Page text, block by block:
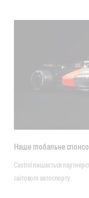
Наше глобальне
Castrol пишається
світового автоспорту.